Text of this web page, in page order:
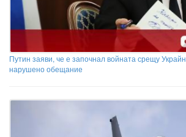
Путин заяви, че е започнал войната срещу
нарушено обещание